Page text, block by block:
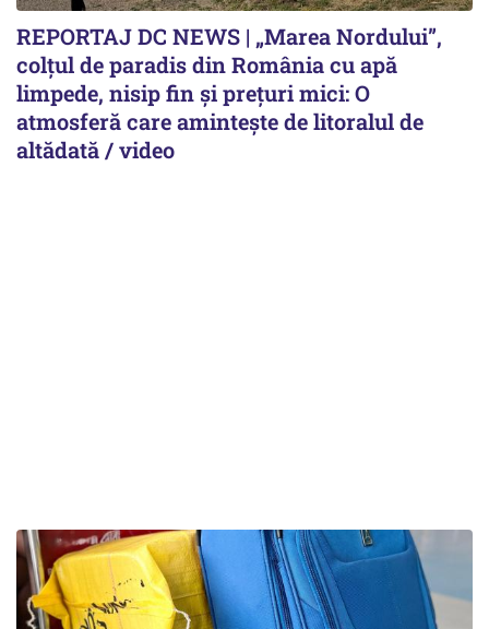
REPORTAJ DC NEWS | „Marea Nordului”,
colțul de paradis din România cu apă
limpede, nisip fin și prețuri mici: O
atmosferă care amintește de litoralul de
altădată / video